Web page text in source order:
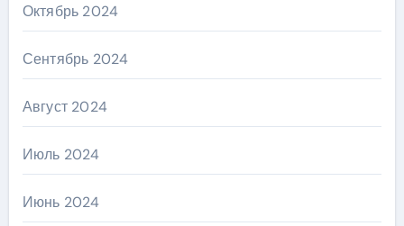
Октябрь 2024
Сентябрь 2024
Август 2024
Июль 2024
Июнь 2024